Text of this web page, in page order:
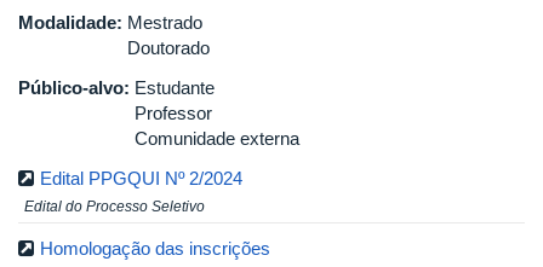
Modalidade: Mestrado
Doutorado
Público-alvo: Estudante
Professor
Comunidade externa
Edital PPGQUI Nº 2/2024
Edital do Processo Seletivo
Homologação das inscrições